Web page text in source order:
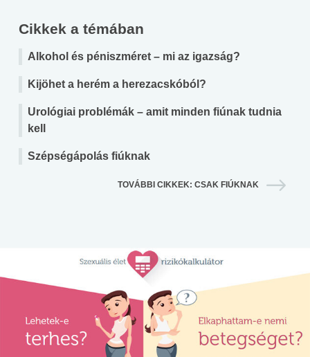
Cikkek a témában
Alkohol és péniszméret – mi az igazság?
Kijöhet a herém a herezacskóból?
Urológiai problémák – amit minden fiúnak tudnia
kell
Szépségápolás fiúknak
TOVÁBBI CIKKEK: CSAK FIÚKNAK